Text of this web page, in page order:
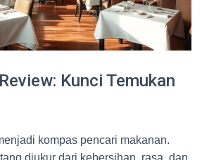
Kunci Temukan
kompas pencari makanan.
diukur dari kebersihan, rasa, dan